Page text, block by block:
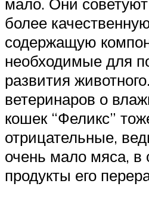
более
содержащую
необходимые для
развития
ветеринаров о
кошек “Феликс”
отрицательные,
очень мало мяса, в
продукты его